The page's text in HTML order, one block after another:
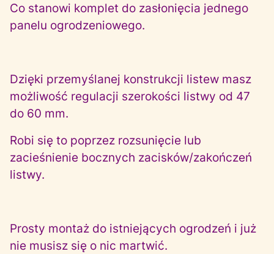
Co stanowi komplet do zasłonięcia jednego
panelu ogrodzeniowego.
Dzięki przemyślanej konstrukcji listew masz
możliwość regulacji szerokości listwy od 47
do 60 mm.
Robi się to poprzez rozsunięcie lub
zacieśnienie bocznych zacisków/zakończeń
listwy.
Prosty montaż do istniejących ogrodzeń i już
nie musisz się o nic martwić.